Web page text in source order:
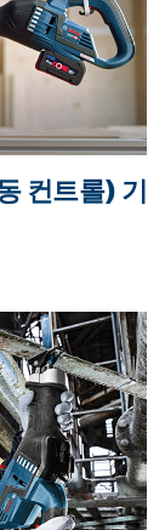
컨트롤) 기